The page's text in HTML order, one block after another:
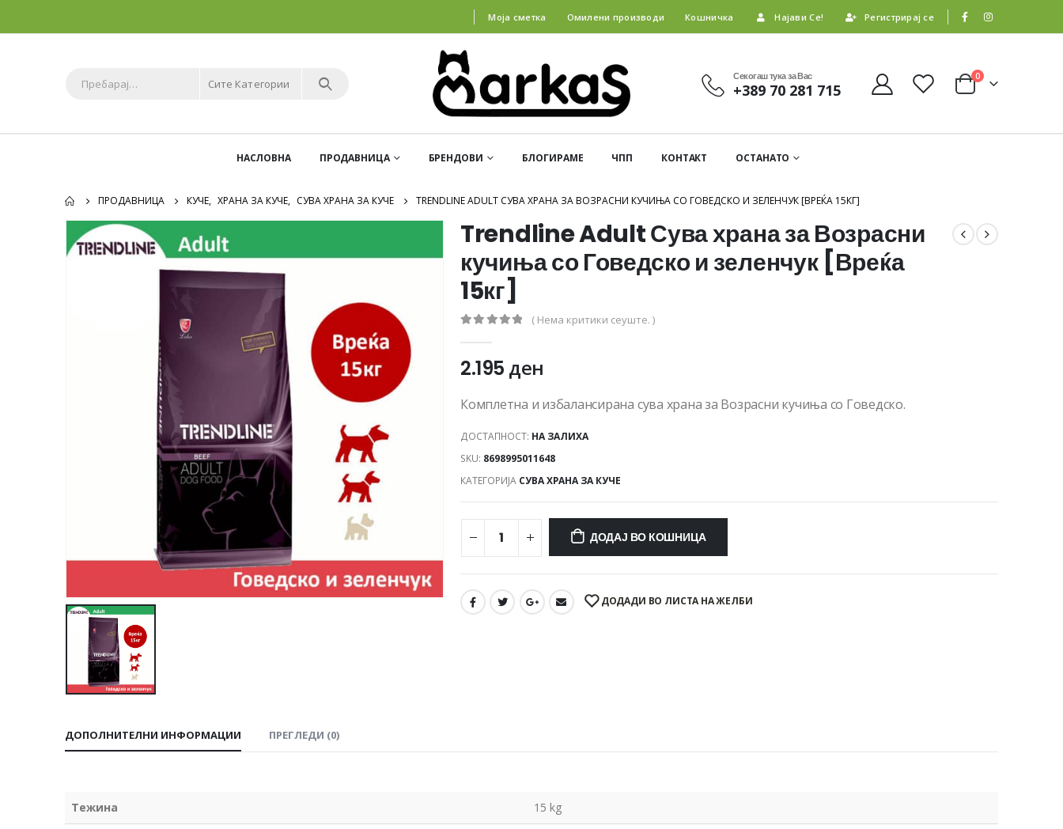
Моја сметка Омилени производи Кошничка Најави Се! Регистрирај се
Сите Категории
Секогаш тука за Вас
+389 70 281 715
0
НАСЛОВНА ПРОДАВНИЦА БРЕНДОВИ БЛОГИРАМЕ ЧПП КОНТАКТ ОСТАНАТО
ПРОДАВНИЦА КУЧЕ, ХРАНА ЗА КУЧЕ, СУВА ХРАНА ЗА КУЧЕ TRENDLINE ADULT СУВА ХРАНА ЗА ВОЗРАСНИ КУЧИЊА СО ГОВЕДСКО И ЗЕЛЕНЧУК [ВРЕЌА 15КГ]
Trendline Adult Сува храна за Возрасни
кучиња со Говедско и зеленчук [Вреќа
15кг]
( Нема критики сеуште. )
2.195 ден
Комплетна и избалансирана сува храна за Возрасни кучиња со Говедско.
ДОСТАПНОСТ: НА ЗАЛИХА
SKU: 8698995011648
КАТЕГОРИЈА СУВА ХРАНА ЗА КУЧЕ
ДОДАЈ ВО КОШНИЦА
ДОДАДИ ВО ЛИСТА НА ЖЕЛБИ
ДОПОЛНИТЕЛНИ ИНФОРМАЦИИ ПРЕГЛЕДИ (0)
Тежина 15 kg